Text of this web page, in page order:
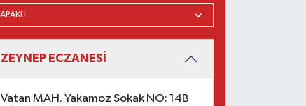
ZEYNEP ECZANESİ
Vatan MAH. Yakamoz Sokak NO: 14B